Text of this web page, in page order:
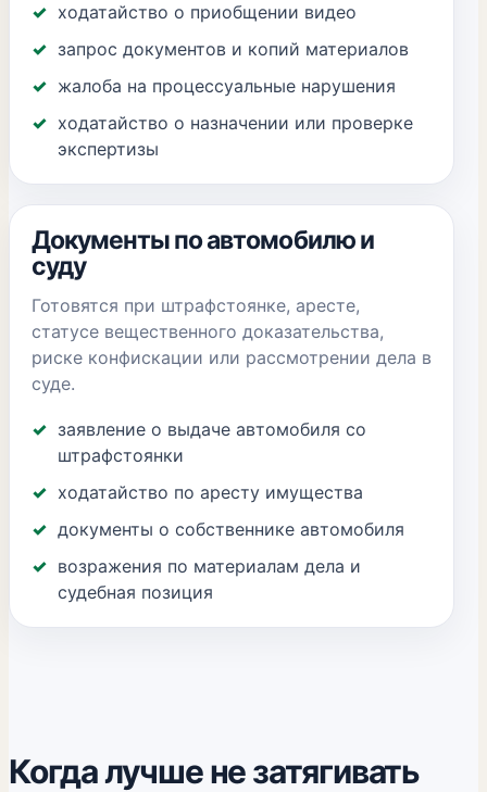
ходатайство о приобщении видео
запрос документов и копий материалов
жалоба на процессуальные нарушения
ходатайство о назначении или проверке
экспертизы
Документы по автомобилю и
суду
Готовятся при штрафстоянке, аресте,
статусе вещественного доказательства,
риске конфискации или рассмотрении дела в
суде.
заявление о выдаче автомобиля со
штрафстоянки
ходатайство по аресту имущества
документы о собственнике автомобиля
возражения по материалам дела и
судебная позиция
Когда лучше не затягивать